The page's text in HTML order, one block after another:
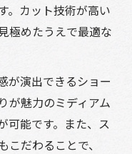
。カット技術が高い
極めたうえで最適な
が演出できるショー
が魅力のミディアム
可能です。また、ス
だわることで、